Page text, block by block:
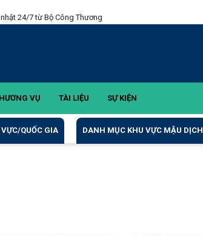
24/7 từ Bộ Công Thương
VỤ TÀI LIỆU SỰ KIỆN
QUỐC GIA DANH MỤC KHU VỰC MẬU DỊCH